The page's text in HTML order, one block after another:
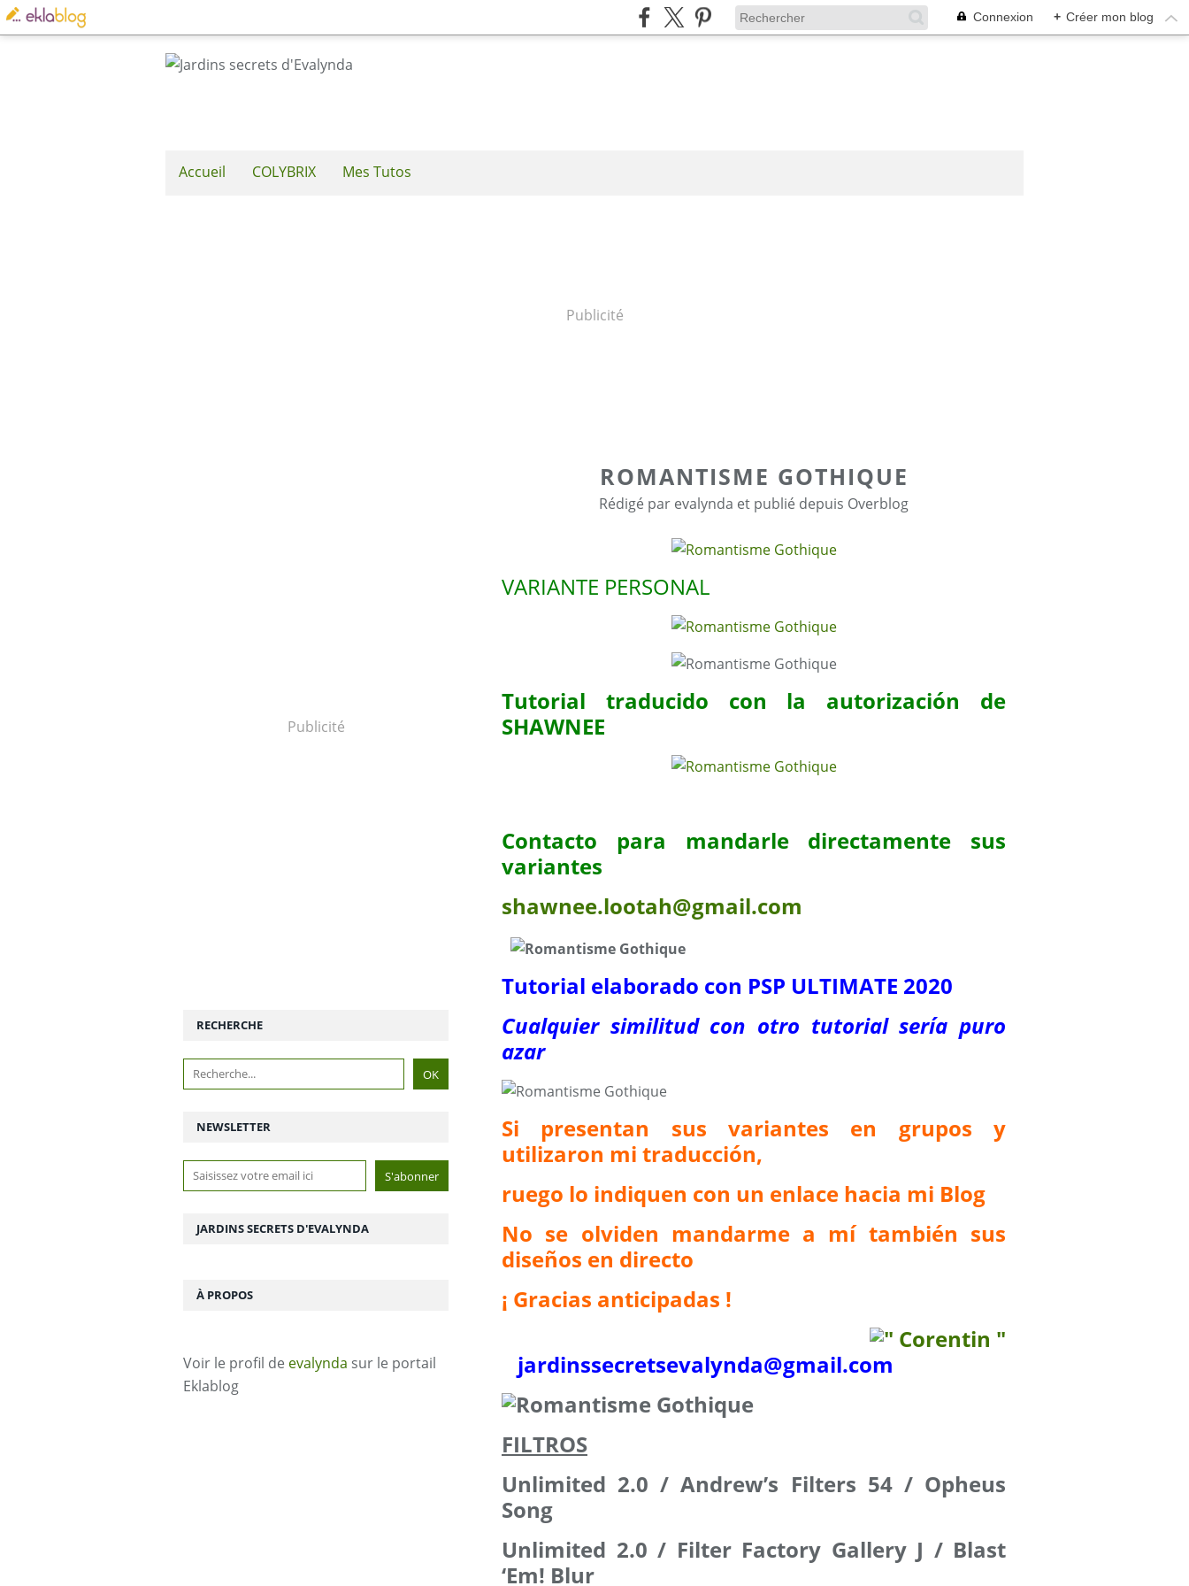
Connexion + Créer mon blog
Accueil COLYBRIX Mes Tutos
Publicité
ROMANTISME GOTHIQUE
Rédigé par evalynda et publié depuis Overblog
VARIANTE PERSONAL
Tutorial traducido con la autorización de
SHAWNEE
Contacto para mandarle directamente sus
variantes
shawnee.lootah@gmail.com
Tutorial elaborado con PSP ULTIMATE 2020
Cualquier similitud con otro tutorial sería puro
azar
Si presentan sus variantes en grupos y
utilizaron mi traducción,
ruego lo indiquen con un enlace hacia mi Blog
No se olviden mandarme a mí también sus
diseños en directo
¡ Gracias anticipadas !
jardinssecretsevalynda@gmail.com
FILTROS
Unlimited 2.0 / Andrew’s Filters 54 / Opheus
Song
Unlimited 2.0 / Filter Factory Gallery J / Blast
‘Em! Blur
Publicité
NEWSLETTER
RECHERCHE
JARDINS SECRETS D'EVALYNDA
À PROPOS
Voir le profil de evalynda sur le portail
Eklablog